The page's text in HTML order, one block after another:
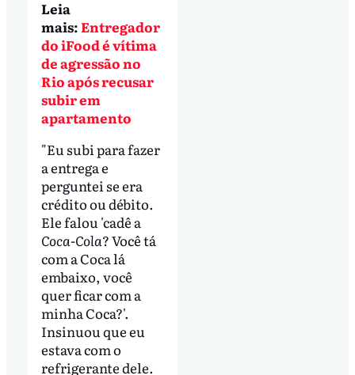
Leia
mais:Entregador
do iFood é vítima
de agressão no
Rio após recusar
subir em
apartamento
"Eu subi para fazer
a entrega e
perguntei se era
crédito ou débito.
Ele falou 'cadê a
Coca-Cola? Você tá
com a Coca lá
embaixo, você
quer ficar com a
minha Coca?'.
Insinuou que eu
estava com o
refrigerante dele.